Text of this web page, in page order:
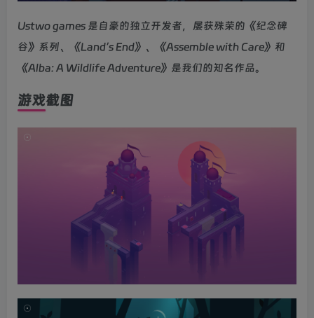
Ustwo games 是自豪的独立开发者，屡获殊荣的《纪念碑
谷》系列、《Land’s End》、《Assemble with Care》和
《Alba: A Wildlife Adventure》是我们的知名作品。
游戏截图